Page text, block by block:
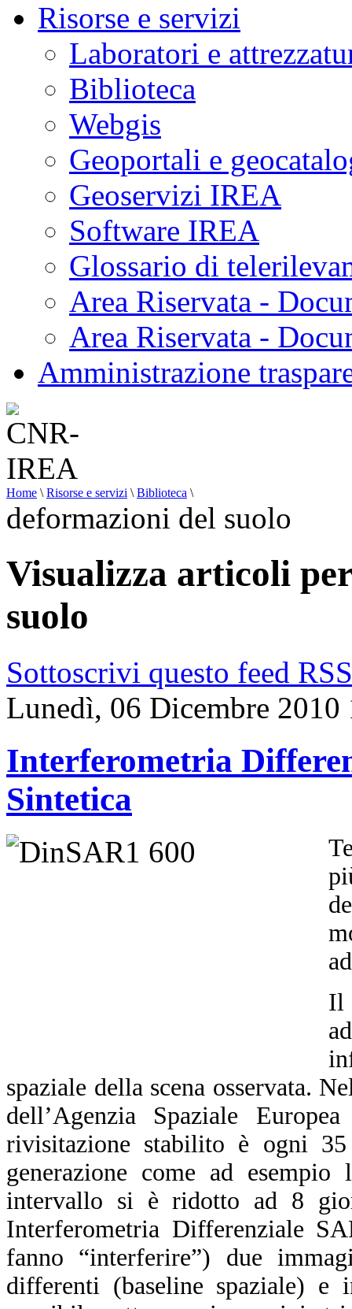
Risorse e servizi
Laboratori e
Biblioteca
Webgis
Geoportali e
Geoservizi IREA
Software IREA
Glossario di
Area Riservata -
Area Riservata -
Amministrazione
Home \ Risorse e servizi \ Biblioteca \
deformazioni del suolo
Visualizza articoli
suolo
Sottoscrivi questo feed RSS
Lunedì, 06 Dicembre 2010
Interferometria
Sintetica
Il
spaziale della scena osservata.
dell’Agenzia Spaziale
rivisitazione stabilito è ogni
generazione come ad
intervallo si è ridotto ad 8
Interferometria Differenziale
fanno “interferire”) due
differenti (baseline spaziale) e